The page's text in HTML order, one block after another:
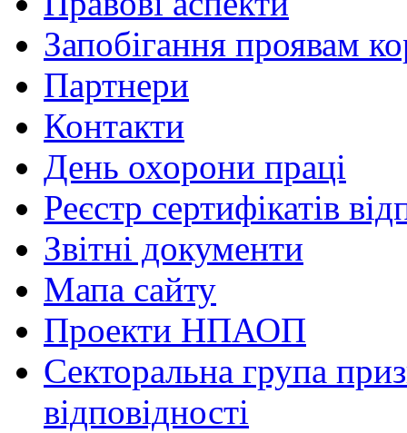
Запобігання проявам
Партнери
Контакти
День охорони праці
Реєстр сертифікатів
Звітні документи
Мапа сайту
Проекти НПАОП
Секторальна група
відповідності